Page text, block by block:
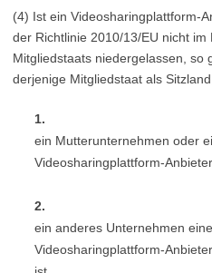
(4) Ist ein Videosharingplattform-
der Richtlinie 2010/13/EU nicht im
Mitgliedstaats niedergelassen, so
derjenige Mitgliedstaat als
1.
ein Mutterunternehmen oder
Videosharingplattform-
2.
ein anderes Unternehmen
Videosharingplattform-